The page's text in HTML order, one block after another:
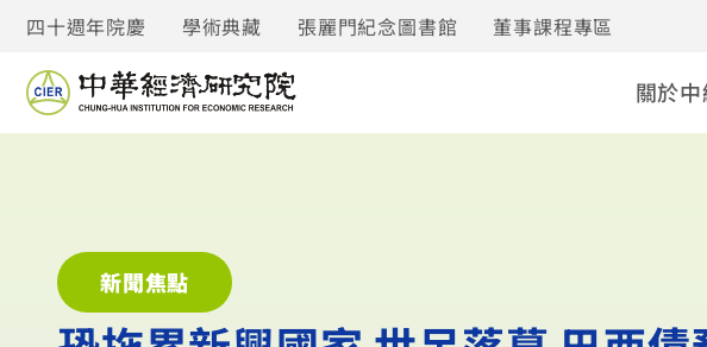
四十週年院慶 學術典藏 張麗門紀念圖書館 董事課程專區
關於
新聞焦點